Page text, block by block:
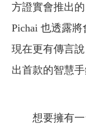
方證實會推出的
Pichai 也透露
現在更有傳言
出首款的智慧手
想要擁有一